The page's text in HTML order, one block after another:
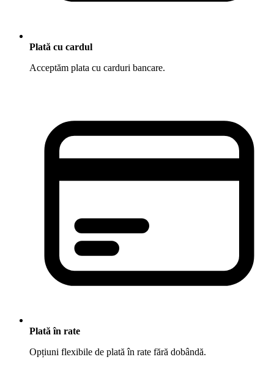
Plată cu cardul
Acceptăm plata cu carduri bancare.
Plată în rate
Opțiuni flexibile de plată în rate fără dobândă.